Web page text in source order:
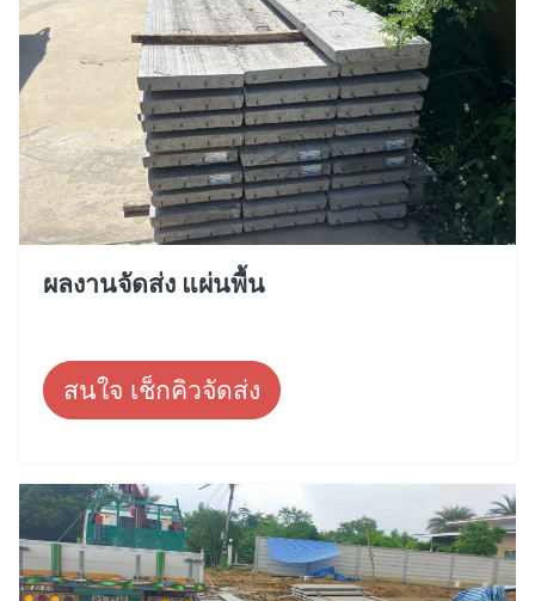
ผลงานจัดส่ง แผ่นพื้น
สนใจ เช็กคิวจัดส่ง